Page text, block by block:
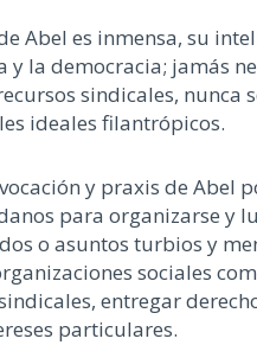
Abel es inmensa, su
y la democracia; jamás
sindicales, nunca
ideales filantrópicos.
y praxis de Abel
para organizarse y
o asuntos turbios y
sociales
entregar
particulares.